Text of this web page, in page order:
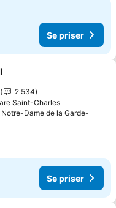
Se priser
i Mina Favoriter
2 534
Saint-Charles
Dame de la Garde-
Se priser